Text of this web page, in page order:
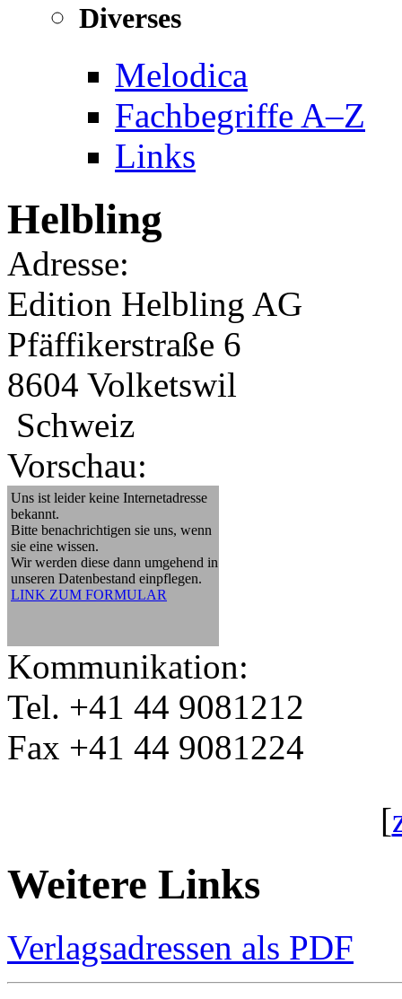
Diverses
Melodica
Fachbegriffe A–Z
Links
Helbling
Adresse:
Edition Helbling AG
Pfäffikerstraße 6
8604 Volketswil
Schweiz
Vorschau:
Uns ist leider keine Internetadresse
bekannt.
Bitte benachrichtigen sie uns, wenn
sie eine wissen.
Wir werden diese dann umgehend in
unseren Datenbestand einpflegen.
LINK ZUM FORMULAR
Kommunikation:
Tel. +41 44 9081212
Fax +41 44 9081224
[
Weitere Links
Verlagsadressen als PDF